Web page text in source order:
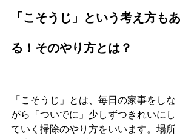
「こそうじ」という考え方もあ
る！そのやり方とは？
「こそうじ」とは、毎日の家事をしな
がら「ついでに」少しずつきれいにし
ていく掃除のやり方をいいます。場所